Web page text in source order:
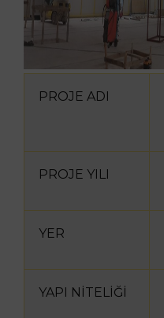
PROJE ADI
PROJE YILI
YER
YAPI NİTELİĞİ